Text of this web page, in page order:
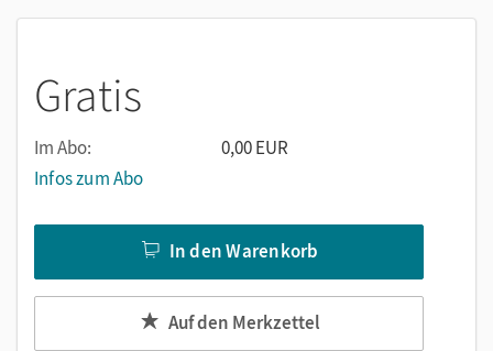
Gratis
Im Abo:
0,00 EUR
Infos zum Abo
In den Warenkorb
Auf den Merkzettel